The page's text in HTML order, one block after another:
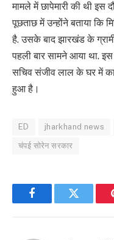
मामले में छापेमारी की थी इस
पूछताछ में उन्होंने बताया कि
है. उसके बाद झारखंड के
पहली बार सामने आया था.
सचिव संजीव लाल के घर में
हुआ है।
ED jharkhand news
चंपई सोरेन सरकार
FacebookTwitter